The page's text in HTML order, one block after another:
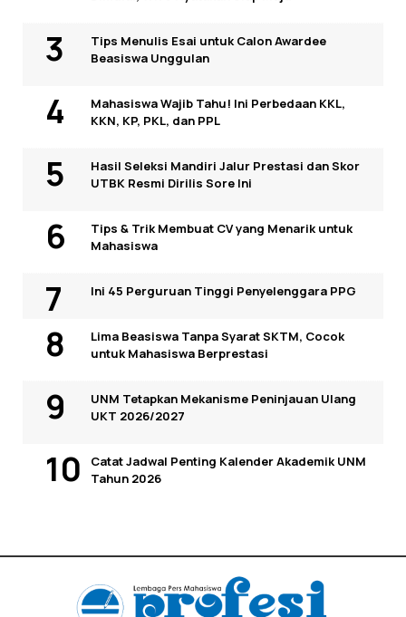
Tips Menulis Esai untuk Calon Awardee
Beasiswa Unggulan
Mahasiswa Wajib Tahu! Ini Perbedaan KKL,
KKN, KP, PKL, dan PPL
Hasil Seleksi Mandiri Jalur Prestasi dan Skor
UTBK Resmi Dirilis Sore Ini
Tips & Trik Membuat CV yang Menarik untuk
Mahasiswa
Ini 45 Perguruan Tinggi Penyelenggara PPG
Lima Beasiswa Tanpa Syarat SKTM, Cocok
untuk Mahasiswa Berprestasi
UNM Tetapkan Mekanisme Peninjauan Ulang
UKT 2026/2027
Catat Jadwal Penting Kalender Akademik UNM
Tahun 2026